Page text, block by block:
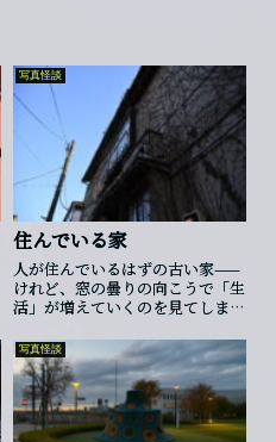
写真怪談
住んでいる家
人が住んでいるはずの古い家——
けれど、窓の曇りの向こうで「生
活」が増えていくのを見てしまっ
ますか。
写真怪談